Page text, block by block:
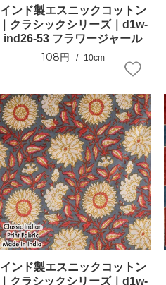
インド製エスニックコットン
｜クラシックシリーズ｜d1w-
ind26-53 フラワージャール
108円 10cm
インド製エスニックコットン
｜クラシックシリーズ｜d1w-